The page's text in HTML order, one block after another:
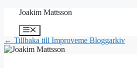
Hoppa
innehåll
Joakim Mattsson
Meny
← Tillbaka till Improveme Bloggarkiv